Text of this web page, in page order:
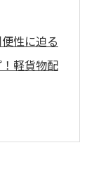
性に迫る
軽貨物配
方